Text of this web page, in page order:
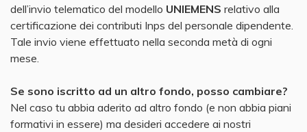
dell’invio telematico del modello UNIEMENS relativo alla
certificazione dei contributi Inps del personale dipendente.
Tale invio viene effettuato nella seconda metà di ogni
mese.
Se sono iscritto ad un altro fondo, posso cambiare?
Nel caso tu abbia aderito ad altro fondo (e non abbia piani
formativi in essere) ma desideri accedere ai nostri